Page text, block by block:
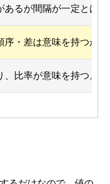
あるが間隔が一定とは
序・差は意味を持つが
、比率が意味を持つ。